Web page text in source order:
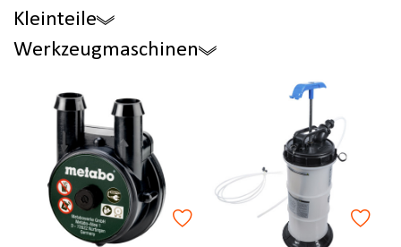
Kleinteile
Werkzeugmaschinen